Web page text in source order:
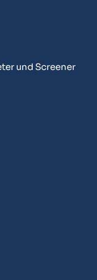
und Screener